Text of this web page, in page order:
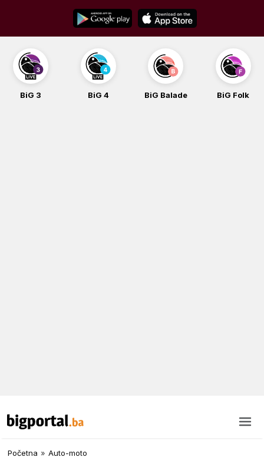
content
BiG 4 BiG Balade BiG Folk BiG iG
Početna » Auto-moto